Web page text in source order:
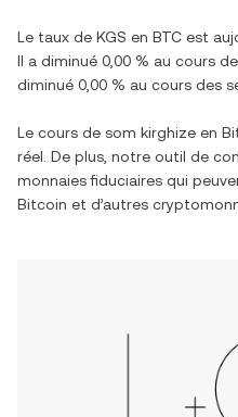
Le taux de KGS en BTC est
Il a diminué 0,00 % au cours
diminué 0,00 % au cours des
Le cours de som kirghize en
réel. De plus, notre outil de
monnaies fiduciaires qui
Bitcoin et d’autres